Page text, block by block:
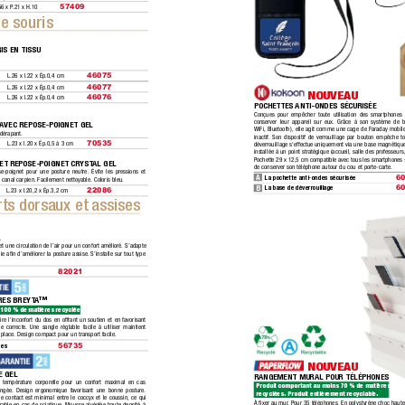
souris
dorsaux et assises
L.23 x l.20 x Ép.0,5 à 3 cm 70535
REPOSE-POIGNET GEL
pant.
L.23 x l.20,2 x Ép.3,2 cm 22086
REPOSE-POIGNET CRYSTAL GEL
poignet pour une posture neutre. Évite les pressions et
carpien. Facilement nettoyable. Coloris bleu.
une circulation de l’air pour un confort amélioré. S’adapte
aﬁn d’améliorer la posture assise. S’installe sur tout type
82021
EN TISSU
L.26 x l.22 x Ép.0,4 cm 46075
L.26 x l.22 x Ép.0,4 cm 46077
L.26 x l.22 x Ép.0,4 cm 46076
GEL
corporelle pour un confort maximal en cas
Design ergonomique favorisant une bonne posture.
le contact est minimal entre le coccyx et le coussin, ce qui
BREYTA™
% de matières recyclées.
l'inconfort du dos en offrant un soutien et en favorisant
correcte. Une sangle réglable facile à utiliser maintient
Design compact pour un transport facile.
56735
x P.21 x H.10 57409
POCHETTES ANTI-ONDES SÉCURISÉE
Conçues pour empêcher toute utilisation des
conserver leur appareil sur eux. Grâce à son système de
WiFi, Bluetooth), elle agit comme une cage de Faraday
inactif. Son dispositif de verrouillage par bouton empêche
déverrouillage s'effectue uniquement via une base
installée à un point stratégique (accueil, salle des professeurs,
Pochette 29 x 12,5 cm compatible avec tous les
de conserver son téléphone autour du cou et porte-carte.
A La pochette anti-ondes sécurisée
B La base de déverrouillage
NOUVEAU
RANGEMENT MURAL POUR TÉLÉPHONES
Produit comportant au moins 70 % de matières
recyclées. Produit entièrement recyclable.
À ﬁxer au mur. Pour 35 téléphones. En polystyrène choc haute
NOUVEAU